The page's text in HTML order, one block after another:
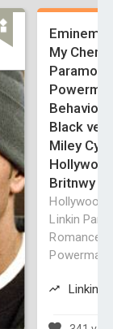
Eminem -
My
Behavior
Black veil
Miley
Britnwy
Hollywood
Linkin Park
Romance
Powerman
Linkin